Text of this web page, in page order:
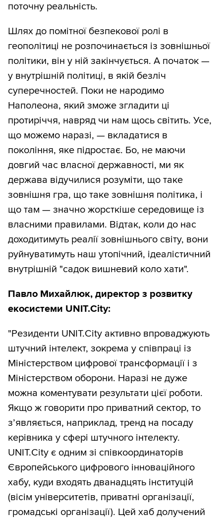
поточну реальність.
Шлях до помітної безпекової ролі в
геополітиці не розпочинається із зовнішньої
політики, він у ній закінчується. А початок —
у внутрішній політиці, в якій безліч
суперечностей. Поки не народимо
Наполеона, який зможе згладити ці
протиріччя, навряд чи нам щось світить. Усе,
що можемо наразі, — вкладатися в
покоління, яке підростає. Бо, не маючи
довгий час власної державності, ми як
держава відучилися розуміти, що таке
зовнішня гра, що таке зовнішня політика, і
що там — значно жорсткіше середовище із
власними правилами. Відтак, коли до нас
доходитимуть реалії зовнішнього світу, вони
руйнуватимуть наш утопічний, ідеалістичний
внутрішній "садок вишневий коло хати".
Павло Михайлюк, директор з розвитку
екосистеми UNIT.City:
"Резиденти UNIT.City активно впроваджують
штучний інтелект, зокрема у співпраці із
Міністерством цифрової трансформації і з
Міністерством оборони. Наразі не дуже
можна коментувати результати цієї роботи.
Якщо ж говорити про приватний сектор, то
з’являється, наприклад, тренд на посаду
керівника у сфері штучного інтелекту.
UNIT.City є одним зі співкоординаторів
Європейського цифрового інноваційного
хабу, куди входять дванадцять інституцій
(вісім університетів, приватні організації,
громадські організації). Цей хаб долучений